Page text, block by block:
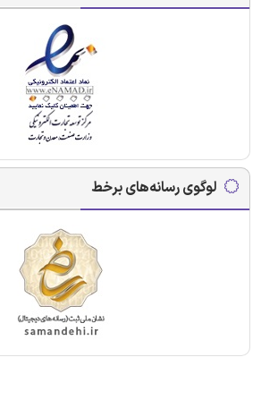
لوگوی رسانه‌های برخط